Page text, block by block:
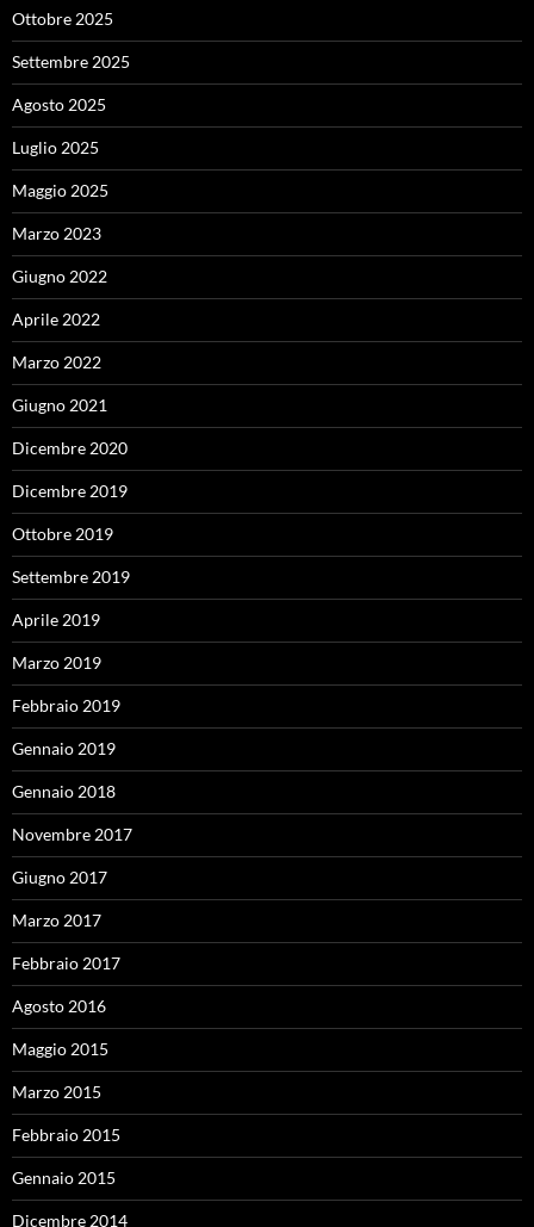
Ottobre 2025
Settembre 2025
Agosto 2025
Luglio 2025
Maggio 2025
Marzo 2023
Giugno 2022
Aprile 2022
Marzo 2022
Giugno 2021
Dicembre 2020
Dicembre 2019
Ottobre 2019
Settembre 2019
Aprile 2019
Marzo 2019
Febbraio 2019
Gennaio 2019
Gennaio 2018
Novembre 2017
Giugno 2017
Marzo 2017
Febbraio 2017
Agosto 2016
Maggio 2015
Marzo 2015
Febbraio 2015
Gennaio 2015
Dicembre 2014